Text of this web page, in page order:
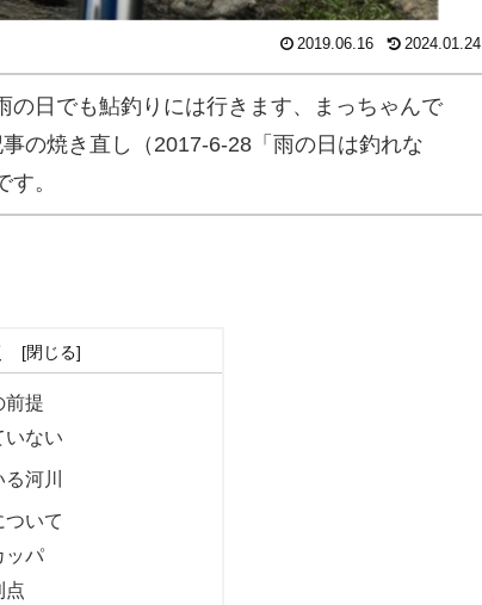
2019.06.16 2024.01.24
の日でも鮎釣りには行きます、まっちゃんで
の焼き直し（2017-6-28「雨の日は釣れな
。
前提
いない
河川
いて
ッパ
点